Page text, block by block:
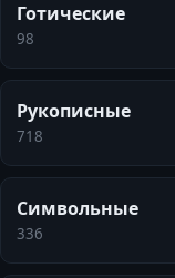
Готические
98
Рукописные
718
Символьные
336